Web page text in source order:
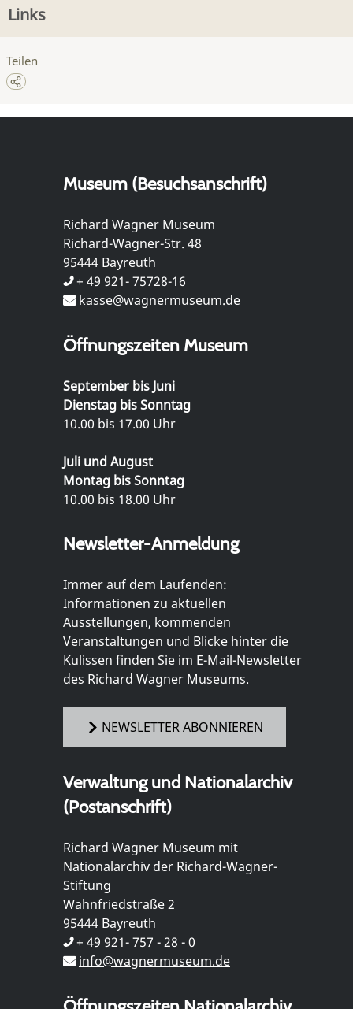
Links
Teilen
Museum (Besuchsanschrift)
Richard Wagner Museum
Richard-Wagner-Str. 48
95444 Bayreuth
+ 49 921- 75728-16
kasse@wagnermuseum.de
Öffnungszeiten Museum
September bis Juni
Dienstag bis Sonntag
10.00 bis 17.00 Uhr
Juli und August
Montag bis Sonntag
10.00 bis 18.00 Uhr
Newsletter-Anmeldung
Immer auf dem Laufenden:
Informationen zu aktuellen
Ausstellungen, kommenden
Veranstaltungen und Blicke hinter die
Kulissen finden Sie im E-Mail-Newsletter
des Richard Wagner Museums.
NEWSLETTER ABONNIEREN
Verwaltung und Nationalarchiv
(Postanschrift)
Richard Wagner Museum mit
Nationalarchiv der Richard-Wagner-
Stiftung
Wahnfriedstraße 2
95444 Bayreuth
+ 49 921- 757 - 28 - 0
info@wagnermuseum.de